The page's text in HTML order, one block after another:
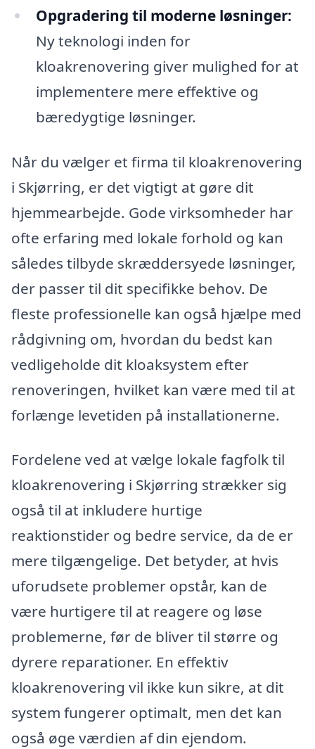
Opgradering til moderne løsninger:
Ny teknologi inden for
kloakrenovering giver mulighed for at
implementere mere effektive og
bæredygtige løsninger.
Når du vælger et firma til kloakrenovering
i Skjørring, er det vigtigt at gøre dit
hjemmearbejde. Gode virksomheder har
ofte erfaring med lokale forhold og kan
således tilbyde skræddersyede løsninger,
der passer til dit specifikke behov. De
fleste professionelle kan også hjælpe med
rådgivning om, hvordan du bedst kan
vedligeholde dit kloaksystem efter
renoveringen, hvilket kan være med til at
forlænge levetiden på installationerne.
Fordelene ved at vælge lokale fagfolk til
kloakrenovering i Skjørring strækker sig
også til at inkludere hurtige
reaktionstider og bedre service, da de er
mere tilgængelige. Det betyder, at hvis
uforudsete problemer opstår, kan de
være hurtigere til at reagere og løse
problemerne, før de bliver til større og
dyrere reparationer. En effektiv
kloakrenovering vil ikke kun sikre, at dit
system fungerer optimalt, men det kan
også øge værdien af din ejendom.